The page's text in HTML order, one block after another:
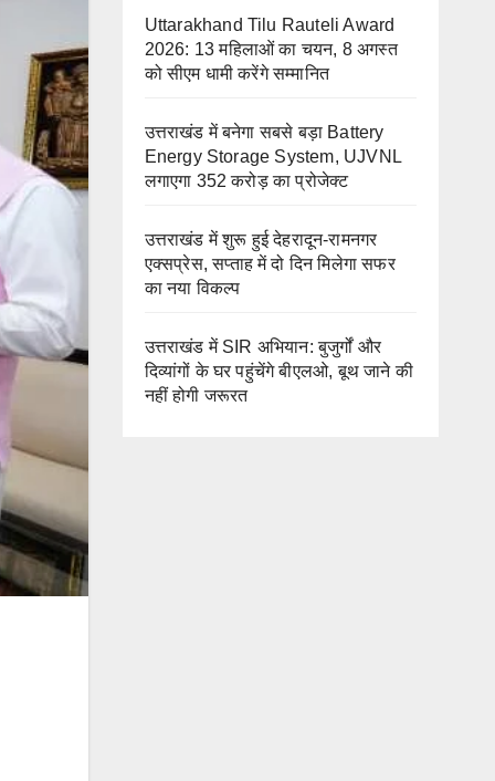
Uttarakhand Tilu Rauteli Award
2026: 13 महिलाओं का चयन, 8 अगस्त
को सीएम धामी करेंगे सम्मानित
उत्तराखंड में बनेगा सबसे बड़ा Battery
Energy Storage System, UJVNL
लगाएगा 352 करोड़ का प्रोजेक्ट
उत्तराखंड में शुरू हुई देहरादून-रामनगर
एक्सप्रेस, सप्ताह में दो दिन मिलेगा सफर
का नया विकल्प
उत्तराखंड में SIR अभियान: बुजुर्गों और
दिव्यांगों के घर पहुंचेंगे बीएलओ, बूथ जाने की
नहीं होगी जरूरत